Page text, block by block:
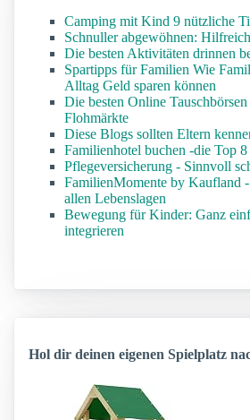
Camping mit Kind 9 nützliche
Schnuller abgewöhnen:
Die besten Aktivitäten drinnen
Spartipps für Familien Wie
Alltag Geld sparen können
Die besten Online
Flohmärkte
Diese Blogs sollten Eltern
Familienhotel buchen -die Top 8
Pflegeversicherung - Sinnvoll
FamilienMomente by Kaufland
allen Lebenslagen
Bewegung für Kinder: Ganz
integrieren
Hol dir deinen eigenen Spielplatz